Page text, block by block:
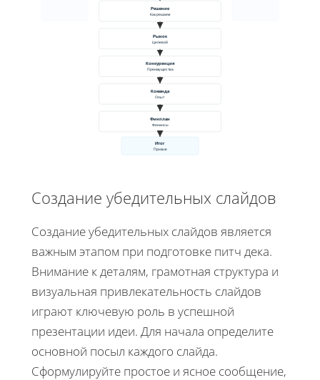
Решение
Как решаем
Рынок
Целевой
Конкуренция
Преимущества
Команда
Опыт
Финплан
Финансы
Итог
Призыв
Создание убедительных слайдов
Создание убедительных слайдов является
важным этапом при подготовке питч дека.
Внимание к деталям, грамотная структура и
визуальная привлекательность слайдов
играют ключевую роль в успешной
презентации идеи. Для начала определите
основной посыл каждого слайда.
Сформулируйте простое и ясное сообщение,